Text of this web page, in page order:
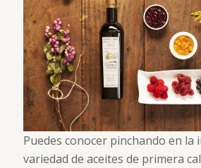
Puedes conocer pinchando en la
variedad de aceites de primera